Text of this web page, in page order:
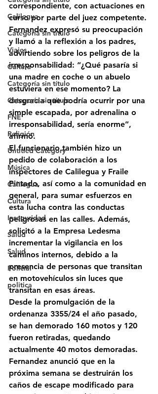
Calilegua
Categoría sin título
Viajes
Cultura
Categoría sin título
Categoría sin título
FNE
Religión
Untitled Category
Música
Calilegua
Cultura
Inseguridad
Salud
Salud
Policial
politica
correspondiente, con actuaciones en
curso por parte del juez competente.
Fernandez expresó su preocupación
y llamó a la reflexión a los padres,
advirtiendo sobre los peligros de la
irresponsabilidad: “¿Qué pasaría si
una madre en coche o un abuelo
estuviera en ese momento? La
desgracia que podría ocurrir por una
simple escapada, por adrenalina o
irresponsabilidad, sería enorme”,
afirmó.
El funcionario también hizo un
pedido de colaboración a los
inspectores de Calilegua y Fraile
Pintado, así como a la comunidad en
general, para sumar esfuerzos en
esta lucha contra las conductas
peligrosas en las calles. Además,
solicitó a la Empresa Ledesma
incrementar la vigilancia en los
caminos internos, debido a la
presencia de personas que transitan
en motovehículos sin luces que
transitan en esas áreas.
Desde la promulgación de la
ordenanza 3355/24 el año pasado,
se han demorado 160 motos y 120
fueron retiradas, quedando
actualmente 40 motos demoradas.
Fernandez anunció que en la
próxima semana se destruirán los
caños de escape modificado para